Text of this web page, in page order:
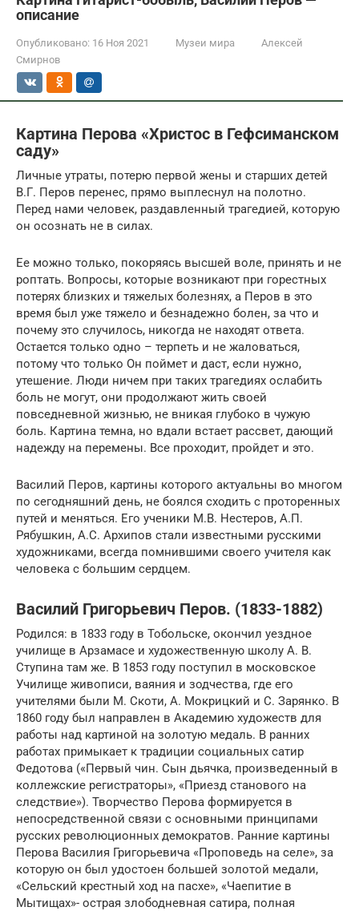
описание
Опубликовано: 16 Ноя 2021 Музеи мира
Алексей
Смирнов
Картина Перова «Христос в Гефсиманском
саду»
Личные утраты, потерю первой жены и старших детей
В.Г. Перов перенес, прямо выплеснул на полотно.
Перед нами человек, раздавленный трагедией, которую
он осознать не в силах.
Ее можно только, покоряясь высшей воле, принять и не
роптать. Вопросы, которые возникают при горестных
потерях близких и тяжелых болезнях, а Перов в это
время был уже тяжело и безнадежно болен, за что и
почему это случилось, никогда не находят ответа.
Остается только одно – терпеть и не жаловаться,
потому что только Он поймет и даст, если нужно,
утешение. Люди ничем при таких трагедиях ослабить
боль не могут, они продолжают жить своей
повседневной жизнью, не вникая глубоко в чужую
боль. Картина темна, но вдали встает рассвет, дающий
надежду на перемены. Все проходит, пройдет и это.
Василий Перов, картины которого актуальны во многом
по сегодняшний день, не боялся сходить с проторенных
путей и меняться. Его ученики М.В. Нестеров, А.П.
Рябушкин, А.С. Архипов стали известными русскими
художниками, всегда помнившими своего учителя как
человека с большим сердцем.
Василий Григорьевич Перов. (1833-1882)
Родился: в 1833 году в Тобольске, окончил уездное
училище в Арзамасе и художественную школу А. В.
Ступина там же. В 1853 году поступил в московское
Училище живописи, ваяния и зодчества, где его
учителями были М. Скоти, А. Мокрицкий и С. Зарянко. В
1860 году был направлен в Академию художеств для
работы над картиной на золотую медаль. В ранних
работах примыкает к традиции социальных сатир
Федотова («Первый чин. Сын дьячка, произведенный в
коллежские регистраторы», «Приезд станового на
следствие»). Творчество Перова формируется в
непосредственной связи с основными принципами
русских революционных демократов. Ранние картины
Перова Василия Григорьевича «Проповедь на селе», за
которую он был удостоен большей золотой медали,
«Сельский крестный ход на пасхе», «Чаепитие в
Мытищах»- острая злободневная сатира, полная